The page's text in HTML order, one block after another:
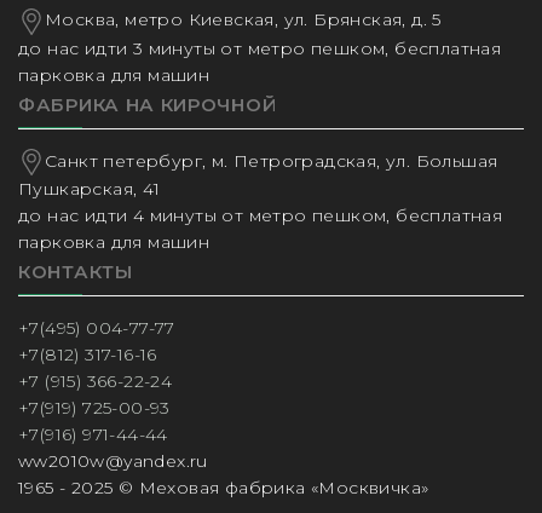
Москва, метро Киевская, ул. Брянская, д. 5
до нас идти 3 минуты от метро пешком, бесплатная
парковка для машин
ФАБРИКА НА КИРОЧНОЙ
Санкт петербург, м. Петроградская, ул. Большая
Пушкарская, 41
до нас идти 4 минуты от метро пешком, бесплатная
парковка для машин
КОНТАКТЫ
+7(495) 004-77-77
+7(812) 317-16-16
+7 (915) 366-22-24
+7(919) 725-00-93
+7(916) 971-44-44
ww2010w@yandex.ru
1965 - 2025 © Меховая фабрика «Москвичка»